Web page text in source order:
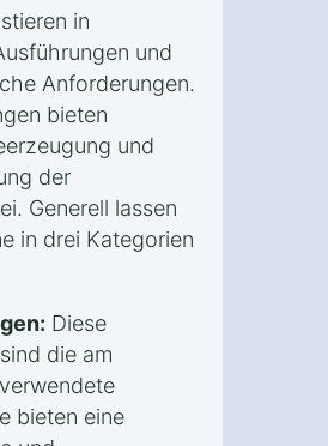
in
und
Anforderungen.
bieten
und
der
Generell lassen
in drei Kategorien
Diese
die am
bieten eine